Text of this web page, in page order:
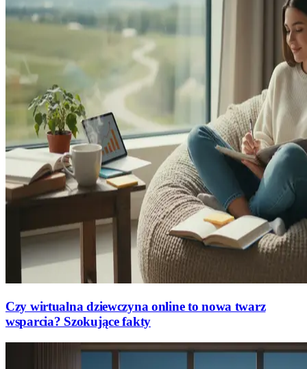
Czy wirtualna dziewczyna online to nowa twarz
wsparcia? Szokujące fakty